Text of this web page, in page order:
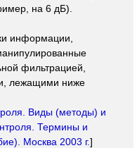
на 6 дБ).
информации,
фильтрацией,
лежащими ниже
Виды (методы) и
Термины и
Москва 2003 г.]